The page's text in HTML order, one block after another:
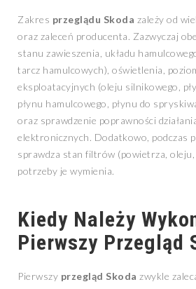
Zakres przeglądu Skoda zależy od
oraz zaleceń producenta. Zazwyczaj
stanu zawieszenia, układu
tarcz hamulcowych), oświetlenia,
eksploatacyjnych (oleju silnikowego,
płynu hamulcowego, płynu do
oraz sprawdzenie poprawności
elektronicznych. Dodatkowo, podczas
sprawdza stan filtrów (powietrza,
potrzeby je wymienia.
Kiedy Należy
Pierwszy Przegląd
Pierwszy przegląd Skoda zwykle